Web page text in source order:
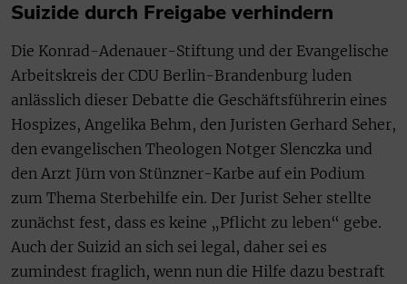
Suizide durch Freigabe verhindern
Die Konrad-Adenauer-Stiftung und der Evangelische
Arbeitskreis der CDU Berlin-Brandenburg luden
anlässlich dieser Debatte die Geschäftsführerin eines
Hospizes, Angelika Behm, den Juristen Gerhard Seher,
den evangelischen Theologen Notger Slenczka und
den Arzt Jürn von Stünzner-Karbe auf ein Podium
zum Thema Sterbehilfe ein. Der Jurist Seher stellte
zunächst fest, dass es keine „Pflicht zu leben“ gebe.
Auch der Suizid an sich sei legal, daher sei es
zumindest fraglich, wenn nun die Hilfe dazu bestraft